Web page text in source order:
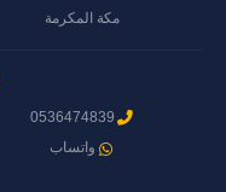
مكة المكرمة
0536474839
واتساب